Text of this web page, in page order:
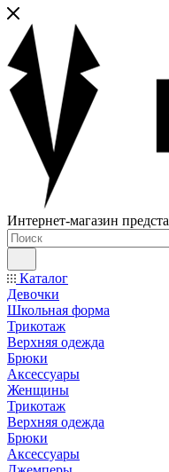
Интернет-магазин
Каталог
Девочки
Школьная форма
Трикотаж
Верхняя одежда
Брюки
Аксессуары
Женщины
Трикотаж
Верхняя одежда
Брюки
Аксессуары